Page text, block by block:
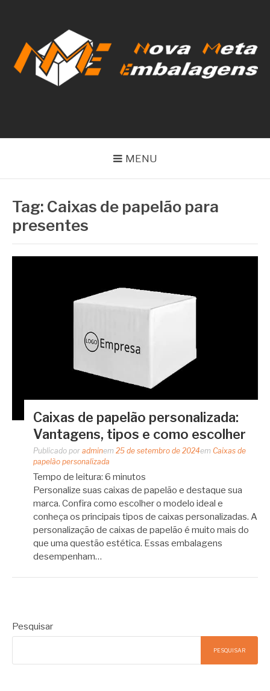
conteúdo
MENU
Tag: Caixas de papelão para
presentes
Caixas de papelão personalizada:
Vantagens, tipos e como escolher
Publicado por adminem 25 de setembro de 2024em Caixas de
papelão personalizada
Tempo de leitura: 6 minutos
Personalize suas caixas de papelão e destaque sua
marca. Confira como escolher o modelo ideal e
conheça os principais tipos de caixas personalizadas. A
personalização de caixas de papelão é muito mais do
que uma questão estética. Essas embalagens
desempenham…
Pesquisar
PESQUISAR